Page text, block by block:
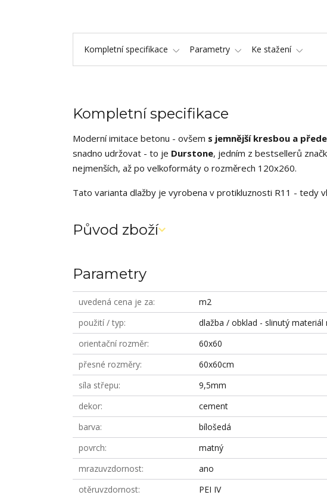
Kompletní specifikace Parametry Ke stažení
Kompletní specifikace
Moderní imitace betonu - ovšem s jemnější kresbou a
snadno udržovat - to je Durstone, jedním z bestsellerů
nejmenších, až po velkoformáty o rozměrech 120x260.
Tato varianta dlažby je vyrobena v protikluznosti R11 - tedy
Původ zboží
Parametry
uvedená cena je za
m2
použití / typ
dlažba / obklad - slinutý materiál
orientační rozměr
60x60
přesné rozměry
60x60cm
síla střepu
9,5mm
dekor
cement
barva
bílošedá
povrch
matný
mrazuvzdornost
ano
otěruvzdornost
PEI IV